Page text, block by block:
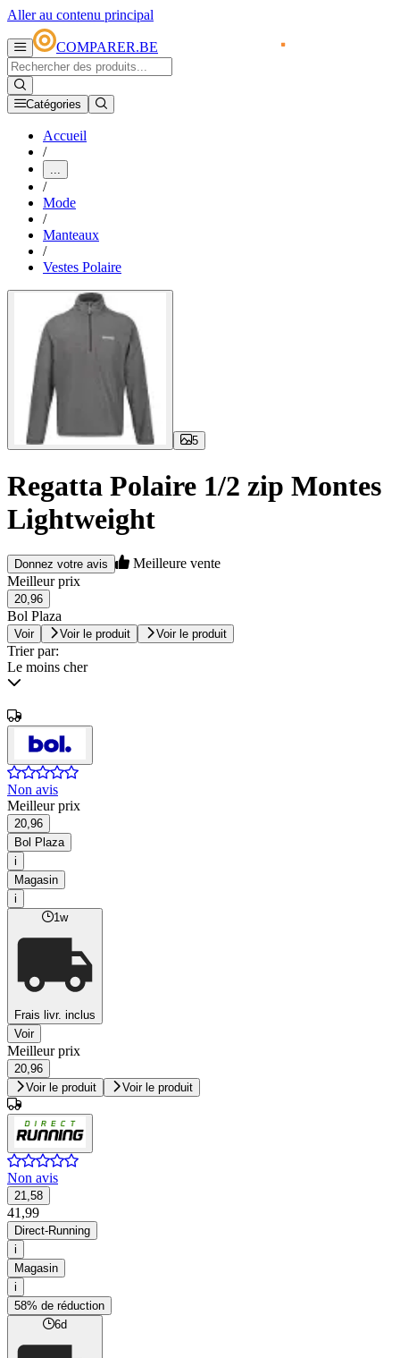
Aller au contenu principal
COMPARER.BE
Catégories
Accueil
/
...
/
Mode
/
Manteaux
/
Vestes Polaire
5
Regatta Polaire 1/2 zip Montes
Lightweight
Donnez votre avis
Meilleure vente
Meilleur prix
20,96
Bol Plaza
Voir Voir le produit Voir le produit
Trier par:
Le moins cher
Non avis
Meilleur prix
20,96
Bol Plaza
i
Magasin
i
1w
Frais livr. inclus
Voir
Meilleur prix
20,96
Voir le produit
Voir le produit
Non avis
21,58
41,99
Direct-Running
i
Magasin
i
58% de réduction
6d